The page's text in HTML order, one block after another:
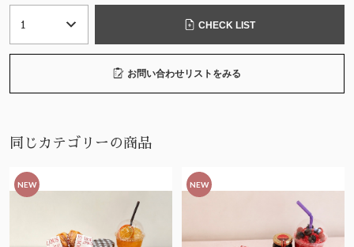
CHECK LIST
お問い合わせリストをみる
同じカテゴリーの商品
NEW NEW